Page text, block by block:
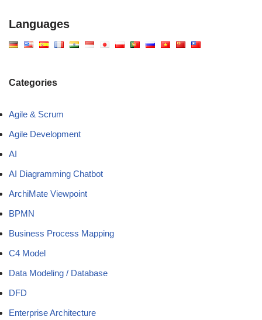
Languages
Categories
Agile & Scrum
Agile Development
AI
AI Diagramming Chatbot
ArchiMate Viewpoint
BPMN
Business Process Mapping
C4 Model
Data Modeling / Database
DFD
Enterprise Architecture